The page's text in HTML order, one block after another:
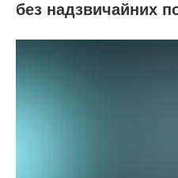
без надзвичайних